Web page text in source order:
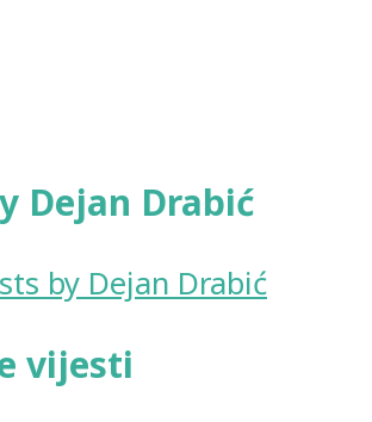
Dejan Drabić
by Dejan Drabić
vijesti